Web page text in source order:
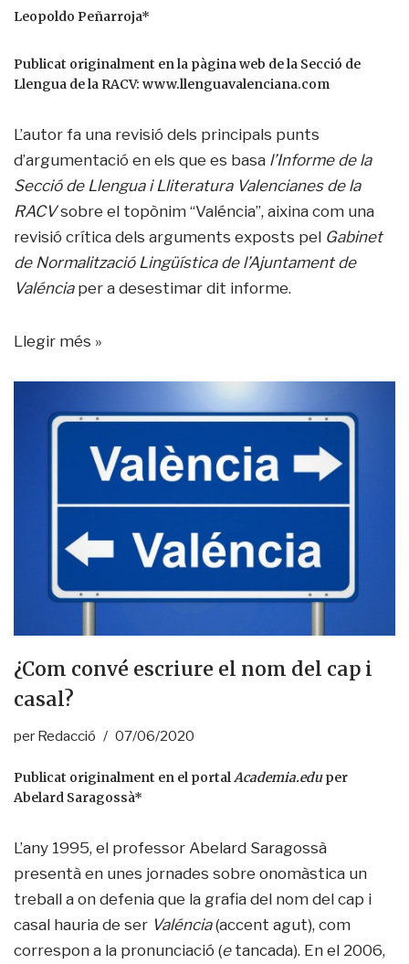
Leopoldo Peñarroja*
Publicat originalment en la pàgina web de la Secció de
Llengua de la RACV: www.llenguavalenciana.com
L’autor fa una revisió dels principals punts
d’argumentació en els que es basa l’Informe de la
Secció de Llengua i Lliteratura Valencianes de la
RACVsobre el topònim “Valéncia”, aixina com una
revisió crítica dels arguments exposts pel Gabinet
de Normalització Lingüística de l’Ajuntament de
Valénciaper a desestimar dit informe.
Llegir més »
¿Com convé escriure el nom del cap i
casal?
per Redacció 07/06/2020
Publicat originalment en el portalAcademia.eduper
Abelard Saragossà*
L’any 1995, el professor Abelard Saragossà
presentà en unes jornades sobre onomàstica un
treball a on defenia que la grafia del nom del cap i
casal hauria de ser Valéncia(accent agut), com
correspon a la pronunciació (etancada). En el 2006,